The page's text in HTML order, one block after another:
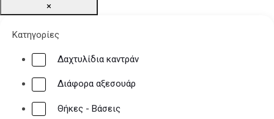
×
Κατηγορίες
Δαχτυλίδια καντράν
Διάφορα αξεσουάρ
Θήκες - Βάσεις